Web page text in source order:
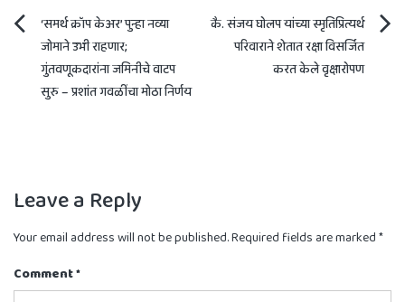
Post
navigation
‘समर्थ क्रॉप केअर’ पुन्हा नव्या
जोमाने उभी राहणार;
गुंतवणूकदारांना जमिनीचे वाटप
सुरु – प्रशांत गवळींचा मोठा निर्णय
कै. संजय घोलप यांच्या स्मृतिप्रित्यर्थ
परिवाराने शेतात रक्षा विसर्जित
करत केले वृक्षारोपण
Leave a Reply
Your email address will not be published.Required fields are marked*
Comment*